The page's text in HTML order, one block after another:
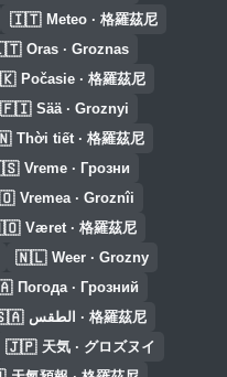
🇮🇹 Meteo · 格羅茲尼
Oras · Groznas
Počasie · 格羅茲尼
🇫🇮 Sää · Groznyi
Thời tiết · 格羅茲尼
Vreme · Грозни
Vremea · Groznîi
Været · 格羅茲尼
🇳🇱 Weer · Grozny
Погода · Грозний
الطقس · 格羅茲尼
🇯🇵 天気 · グロズヌイ